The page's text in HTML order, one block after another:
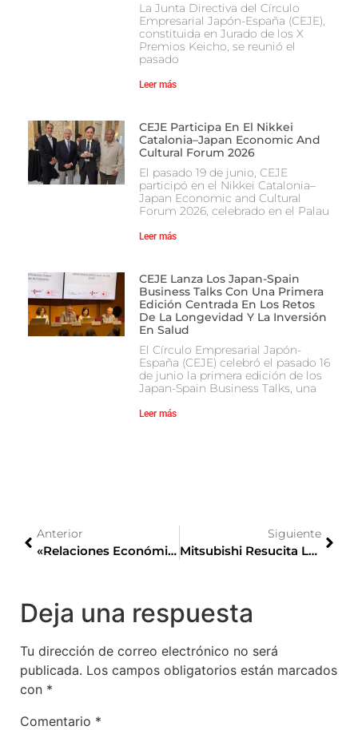
La Junta Directiva del Círculo
Empresarial Japón-España (CEJE),
constituida en Jurado de los X
Premios Keicho, se reunió el
pasado
Leer más
CEJE Participa En El Nikkei
Catalonia–Japan Economic And
Cultural Forum 2026
El pasado 19 de junio, CEJE
participó en el Nikkei Catalonia–
Japan Economic and Cultural
Forum 2026, celebrado en el Palau
Leer más
CEJE Lanza Los Japan-Spain
Business Talks Con Una Primera
Edición Centrada En Los Retos
De La Longevidad Y La Inversión
En Salud
El Círculo Empresarial Japón-
España (CEJE) celebró el pasado 16
de junio la primera edición de los
Japan-Spain Business Talks, una
Leer más
Anterior
«Relaciones Económicas España-Japón: Buena Salud, Pero Hay Que Seguir Haciendo Ejercicio», Por Jorge Lasheras En Revista Capital
Siguiente
Mitsubishi Resucita La División Ralliart En Japón
Deja una respuesta
Tu dirección de correo electrónico no será
publicada. Los campos obligatorios están marcados
con *
Comentario *